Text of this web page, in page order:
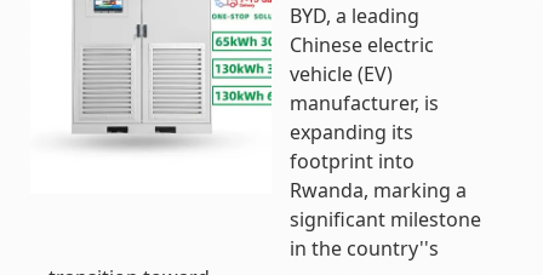
BYD, a leading
Chinese electric
vehicle (EV)
manufacturer, is
expanding its
footprint into
Rwanda, marking a
significant milestone
in the country''s